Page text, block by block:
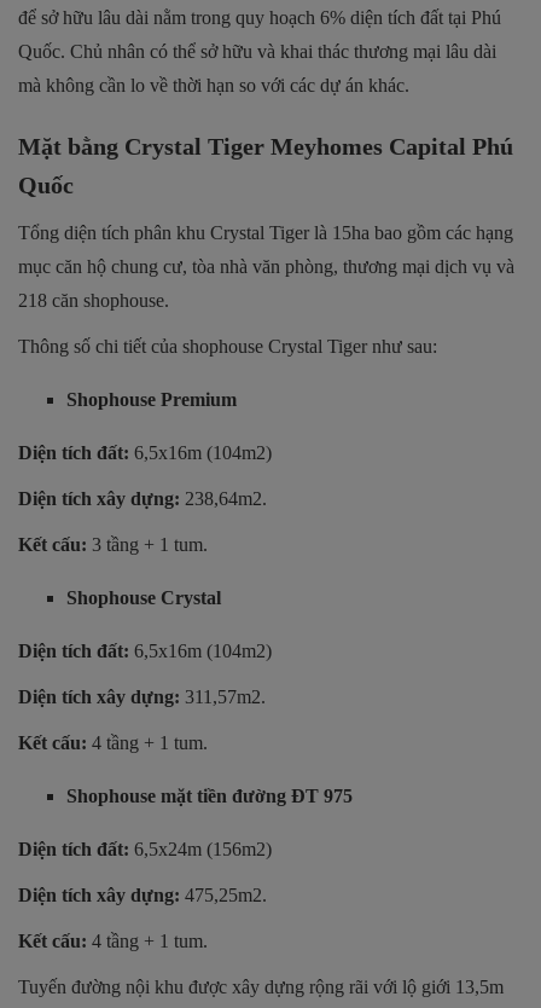
để sở hữu lâu dài nằm trong quy hoạch 6% diện tích đất tại Phú
Quốc. Chủ nhân có thể sở hữu và khai thác thương mại lâu dài
mà không cần lo về thời hạn so với các dự án khác.
Mặt bằng Crystal Tiger Meyhomes Capital Phú
Quốc
Tổng diện tích phân khu Crystal Tiger là 15ha bao gồm các hạng
mục căn hộ chung cư, tòa nhà văn phòng, thương mại dịch vụ và
218 căn shophouse.
Thông số chi tiết của shophouse Crystal Tiger như sau:
Shophouse Premium
Diện tích đất: 6,5x16m (104m2)
Diện tích xây dựng: 238,64m2.
Kết cấu: 3 tầng + 1 tum.
Shophouse Crystal
Diện tích đất: 6,5x16m (104m2)
Diện tích xây dựng: 311,57m2.
Kết cấu: 4 tầng + 1 tum.
Shophouse mặt tiền đường ĐT 975
Diện tích đất: 6,5x24m (156m2)
Diện tích xây dựng: 475,25m2.
Kết cấu: 4 tầng + 1 tum.
Tuyến đường nội khu được xây dựng rộng rãi với lộ giới 13,5m